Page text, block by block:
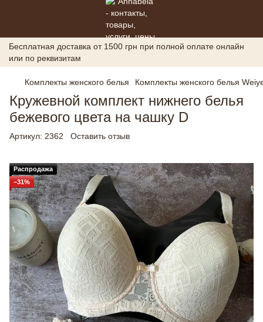
Бесплатная доставка от 1500 грн при полной оплате онлайн
или по реквизитам
Комплекты женского белья Комплекты женского белья
Кружевной комплект нижнего белья
бежевого цвета на чашку D
Артикул: 2362 Оставить отзыв
Распродажа
−31%